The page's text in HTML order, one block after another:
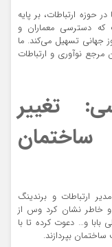
حوزه ارتباطات، بر پایه
که دسترسی معماران و
جهانی تسهیل می‌کند. ما
نوآوری و ارتباطات
تغییر
ساختمان
ارتباطات و برندینگ
خاطر نشان کرد وس از
و… دعوت کرده تا با
بپردازند.